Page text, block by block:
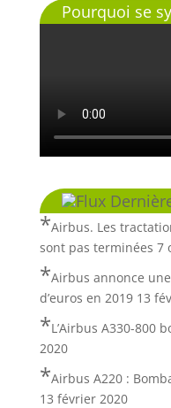
Pourquoi se
Airbus. Les
sont pas terminées 7
Airbus annonce
d’euros en 2019 13
L’Airbus A330-800
2020
Airbus A220 :
13 février 2020